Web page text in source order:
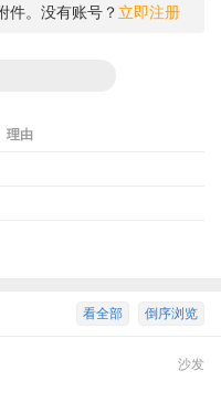
件。没有账号？ 立即注册
理由
倒序浏览
看全部
沙发